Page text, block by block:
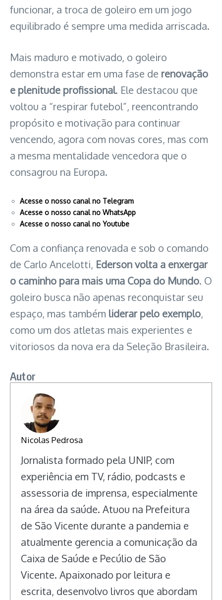
funcionar, a troca de goleiro em um jogo
equilibrado é sempre uma medida arriscada.
Mais maduro e motivado, o goleiro
demonstra estar em uma fase de renovação
e plenitude profissional. Ele destacou que
voltou a “respirar futebol”, reencontrando
propósito e motivação para continuar
vencendo, agora com novas cores, mas com
a mesma mentalidade vencedora que o
consagrou na Europa.
Acesse o nosso canal no Telegram
Acesse o nosso canal no WhatsApp
Acesse o nosso canal no Youtube
Com a confiança renovada e sob o comando
de Carlo Ancelotti, Ederson volta a enxergar
o caminho para mais uma Copa do Mundo. O
goleiro busca não apenas reconquistar seu
espaço, mas também liderar pelo exemplo,
como um dos atletas mais experientes e
vitoriosos da nova era da Seleção Brasileira.
Autor
Nicolas Pedrosa
Jornalista formado pela UNIP, com
experiência em TV, rádio, podcasts e
assessoria de imprensa, especialmente
na área da saúde. Atuou na Prefeitura
de São Vicente durante a pandemia e
atualmente gerencia a comunicação da
Caixa de Saúde e Pecúlio de São
Vicente. Apaixonado por leitura e
escrita, desenvolvo livros que abordam